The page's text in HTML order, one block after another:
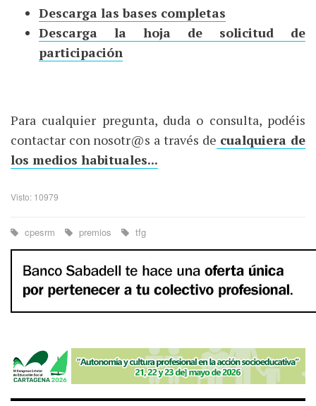
Descarga las bases completas
Descarga la hoja de solicitud de
participación
Para cualquier pregunta, duda o consulta, podéis
contactar con nosotr@s a través de cualquiera de
los medios habituales...
Visto: 10979
cpesrm premios tfg